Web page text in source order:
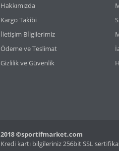
Ürün fiyatı diğer sitelerden
Bu ürüne benzer farklı
Hakkımızda
Kargo Takibi
İletişim Bİlgilerimiz
Ödeme ve Teslimat
Gizlilik ve Güvenlik
2018 ©sportifmarket.com
Kredi kartı bilgileriniz 256bit SSL